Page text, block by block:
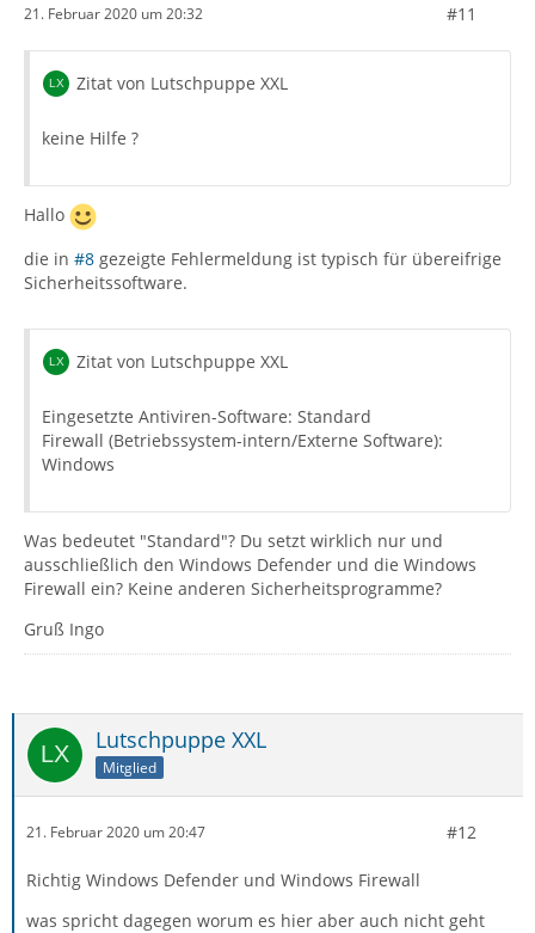
21. Februar 2020 um 20:32 #11
Zitat von Lutschpuppe XXL
keine Hilfe ?
Hallo
die in #8 gezeigte Fehlermeldung ist typisch für übereifrige
Sicherheitssoftware.
Zitat von Lutschpuppe XXL
Eingesetzte Antiviren-Software: Standard
Firewall (Betriebssystem-intern/Externe Software):
Windows
Was bedeutet "Standard"? Du setzt wirklich nur und
ausschließlich den Windows Defender und die Windows
Firewall ein? Keine anderen Sicherheitsprogramme?
Gruß Ingo
Lutschpuppe XXL
Mitglied
21. Februar 2020 um 20:47 #12
Richtig Windows Defender und Windows Firewall
was spricht dagegen worum es hier aber auch nicht geht